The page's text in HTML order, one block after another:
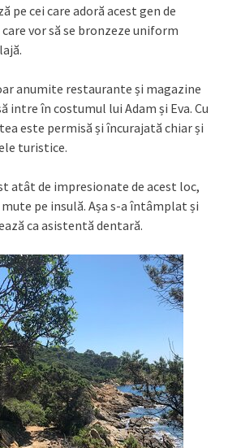
pe cei care adoră acest gen de
vor să se bronzeze uniform
anumite restaurante și magazine
intre în costumul lui Adam și Eva. Cu
este permisă și încurajată chiar și
turistice.
atât de impresionate de acest loc,
mute pe insulă. Așa s-a întâmplat și
ca asistentă dentară.